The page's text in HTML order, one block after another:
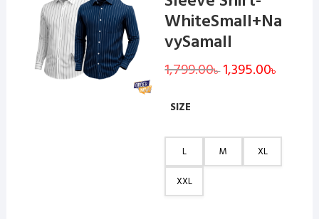
WhiteSmall+Na
vySamall
1,799.00৳ Original
price
1,395.00৳
SIZE
L M
XL
XXL